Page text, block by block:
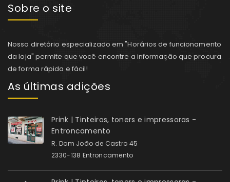
Sobre o site
Nosso diretório especializado em "Horários de funcionamento
da loja" permite que você encontre a informação que procura
de forma rápida e fácil!
As últimas adições
Prink | Tinteiros, toners e impressoras -
Entroncamento
R. Dom João de Castro 45
2330-138 Entroncamento